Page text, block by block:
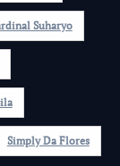
Suharyo
Simply Da Flores